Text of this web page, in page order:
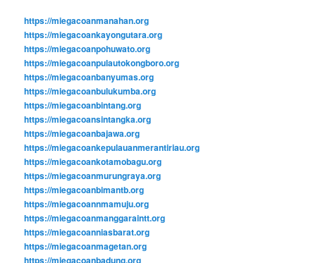
https://miegacoanmanahan.org
https://miegacoankayongutara.org
https://miegacoanpohuwato.org
https://miegacoanpulautokongboro.org
https://miegacoanbanyumas.org
https://miegacoanbulukumba.org
https://miegacoanbintang.org
https://miegacoansintangka.org
https://miegacoanbajawa.org
https://miegacoankepulauanmerantiriau.org
https://miegacoankotamobagu.org
https://miegacoanmurungraya.org
https://miegacoanbimantb.org
https://miegacoannmamuju.org
https://miegacoanmanggaraintt.org
https://miegacoanniasbarat.org
https://miegacoanmagetan.org